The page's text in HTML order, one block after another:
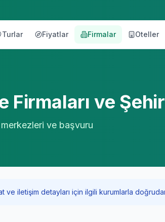
Turlar Fiyatlar Firmalar Oteller
Firmaları ve
merkezleri ve başvuru
iletişim detayları için ilgili kurumlarla